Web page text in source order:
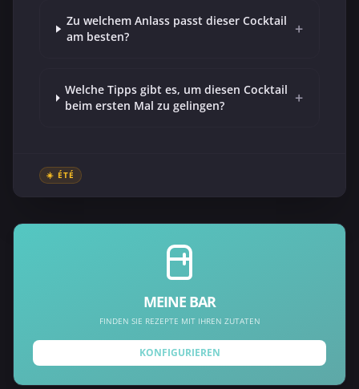
Zu welchem Anlass passt dieser Cocktail
am besten?
+
Welche Tipps gibt es, um diesen Cocktail
beim ersten Mal zu gelingen?
+
☀️ ÉTÉ
MEINE BAR
FINDEN SIE REZEPTE MIT IHREN ZUTATEN
KONFIGURIEREN